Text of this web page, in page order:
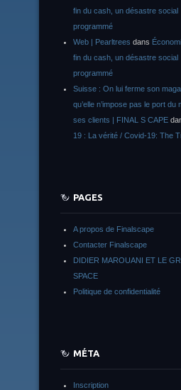
fin du cash, un désastre social
programmé
Web | Pearltrees dans
fin du cash, un désastre social
programmé
Suisse : On lui ferme son
qu’elle n’impose pas le port du
ses clients | FINAL S CAPE
19 : La vérité / Covid-19: The
PAGES
A propos de Finalscape
Contacter Finalscape
DIDIER MAROUANI ET LE
SPACE
Politique de confidentialité
MÉTA
Inscription